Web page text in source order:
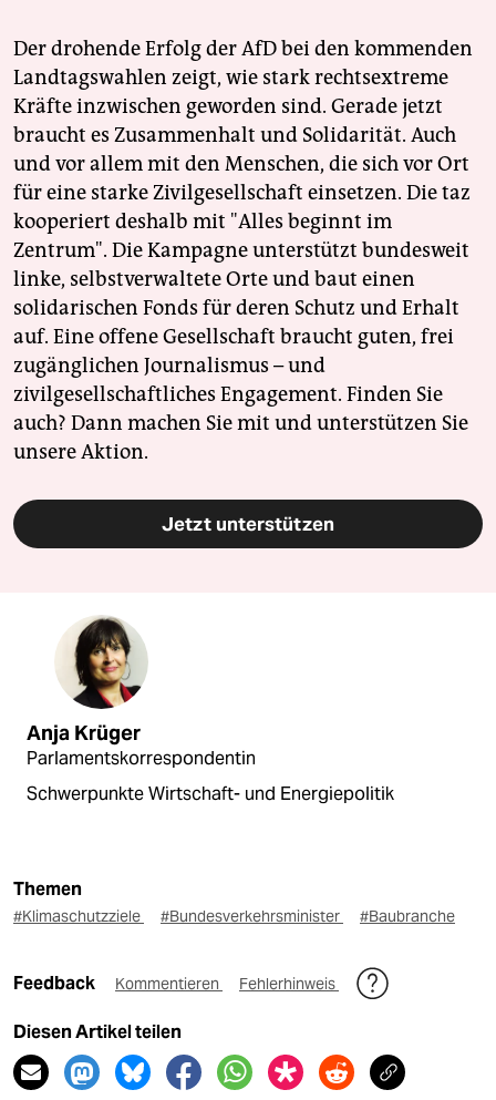
Der drohende Erfolg der AfD bei den kommenden
Landtagswahlen zeigt, wie stark rechtsextreme
Kräfte inzwischen geworden sind. Gerade jetzt
braucht es Zusammenhalt und Solidarität. Auch
und vor allem mit den Menschen, die sich vor Ort
für eine starke Zivilgesellschaft einsetzen. Die taz
kooperiert deshalb mit "Alles beginnt im
Zentrum". Die Kampagne unterstützt bundesweit
linke, selbstverwaltete Orte und baut einen
solidarischen Fonds für deren Schutz und Erhalt
auf. Eine offene Gesellschaft braucht guten, frei
zugänglichen Journalismus – und
zivilgesellschaftliches Engagement. Finden Sie
auch? Dann machen Sie mit und unterstützen Sie
unsere Aktion.
Jetzt unterstützen
Anja Krüger
Parlamentskorrespondentin
Schwerpunkte Wirtschaft- und Energiepolitik
Themen
#Klimaschutzziele #Bundesverkehrsminister #Baubranche
Feedback Kommentieren Fehlerhinweis
Diesen Artikel teilen